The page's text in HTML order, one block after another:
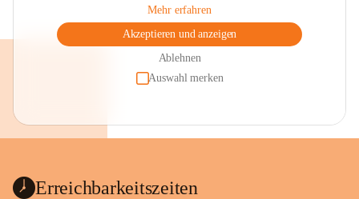
Mehr erfahren
Akzeptieren und anzeigen
Ablehnen
Auswahl merken
Erreichbarkeitszeiten